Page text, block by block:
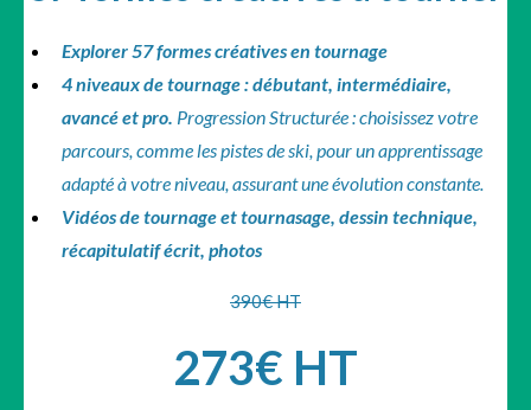
Explorer 57 formes créatives en tournage
4 niveaux de tournage : débutant, intermédiaire,
avancé et pro. Progression Structurée : choisissez votre
parcours, comme les pistes de ski, pour un apprentissage
adapté à votre niveau, assurant une évolution constante.
Vidéos de tournage et tournasage, dessin technique,
récapitulatif écrit, photos
390€ HT
273€ HT